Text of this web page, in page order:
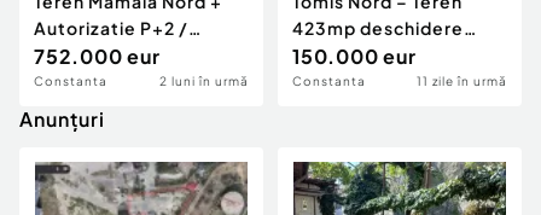
Autorizatie P+2 /
Depus pentru Puz P+6
752.000 eur
Constanta 2 luni în urmă
423mp deschidere
18,53m COMISION 0%
150.000 eur
Constanta 11 zile în urmă
Anunțuri